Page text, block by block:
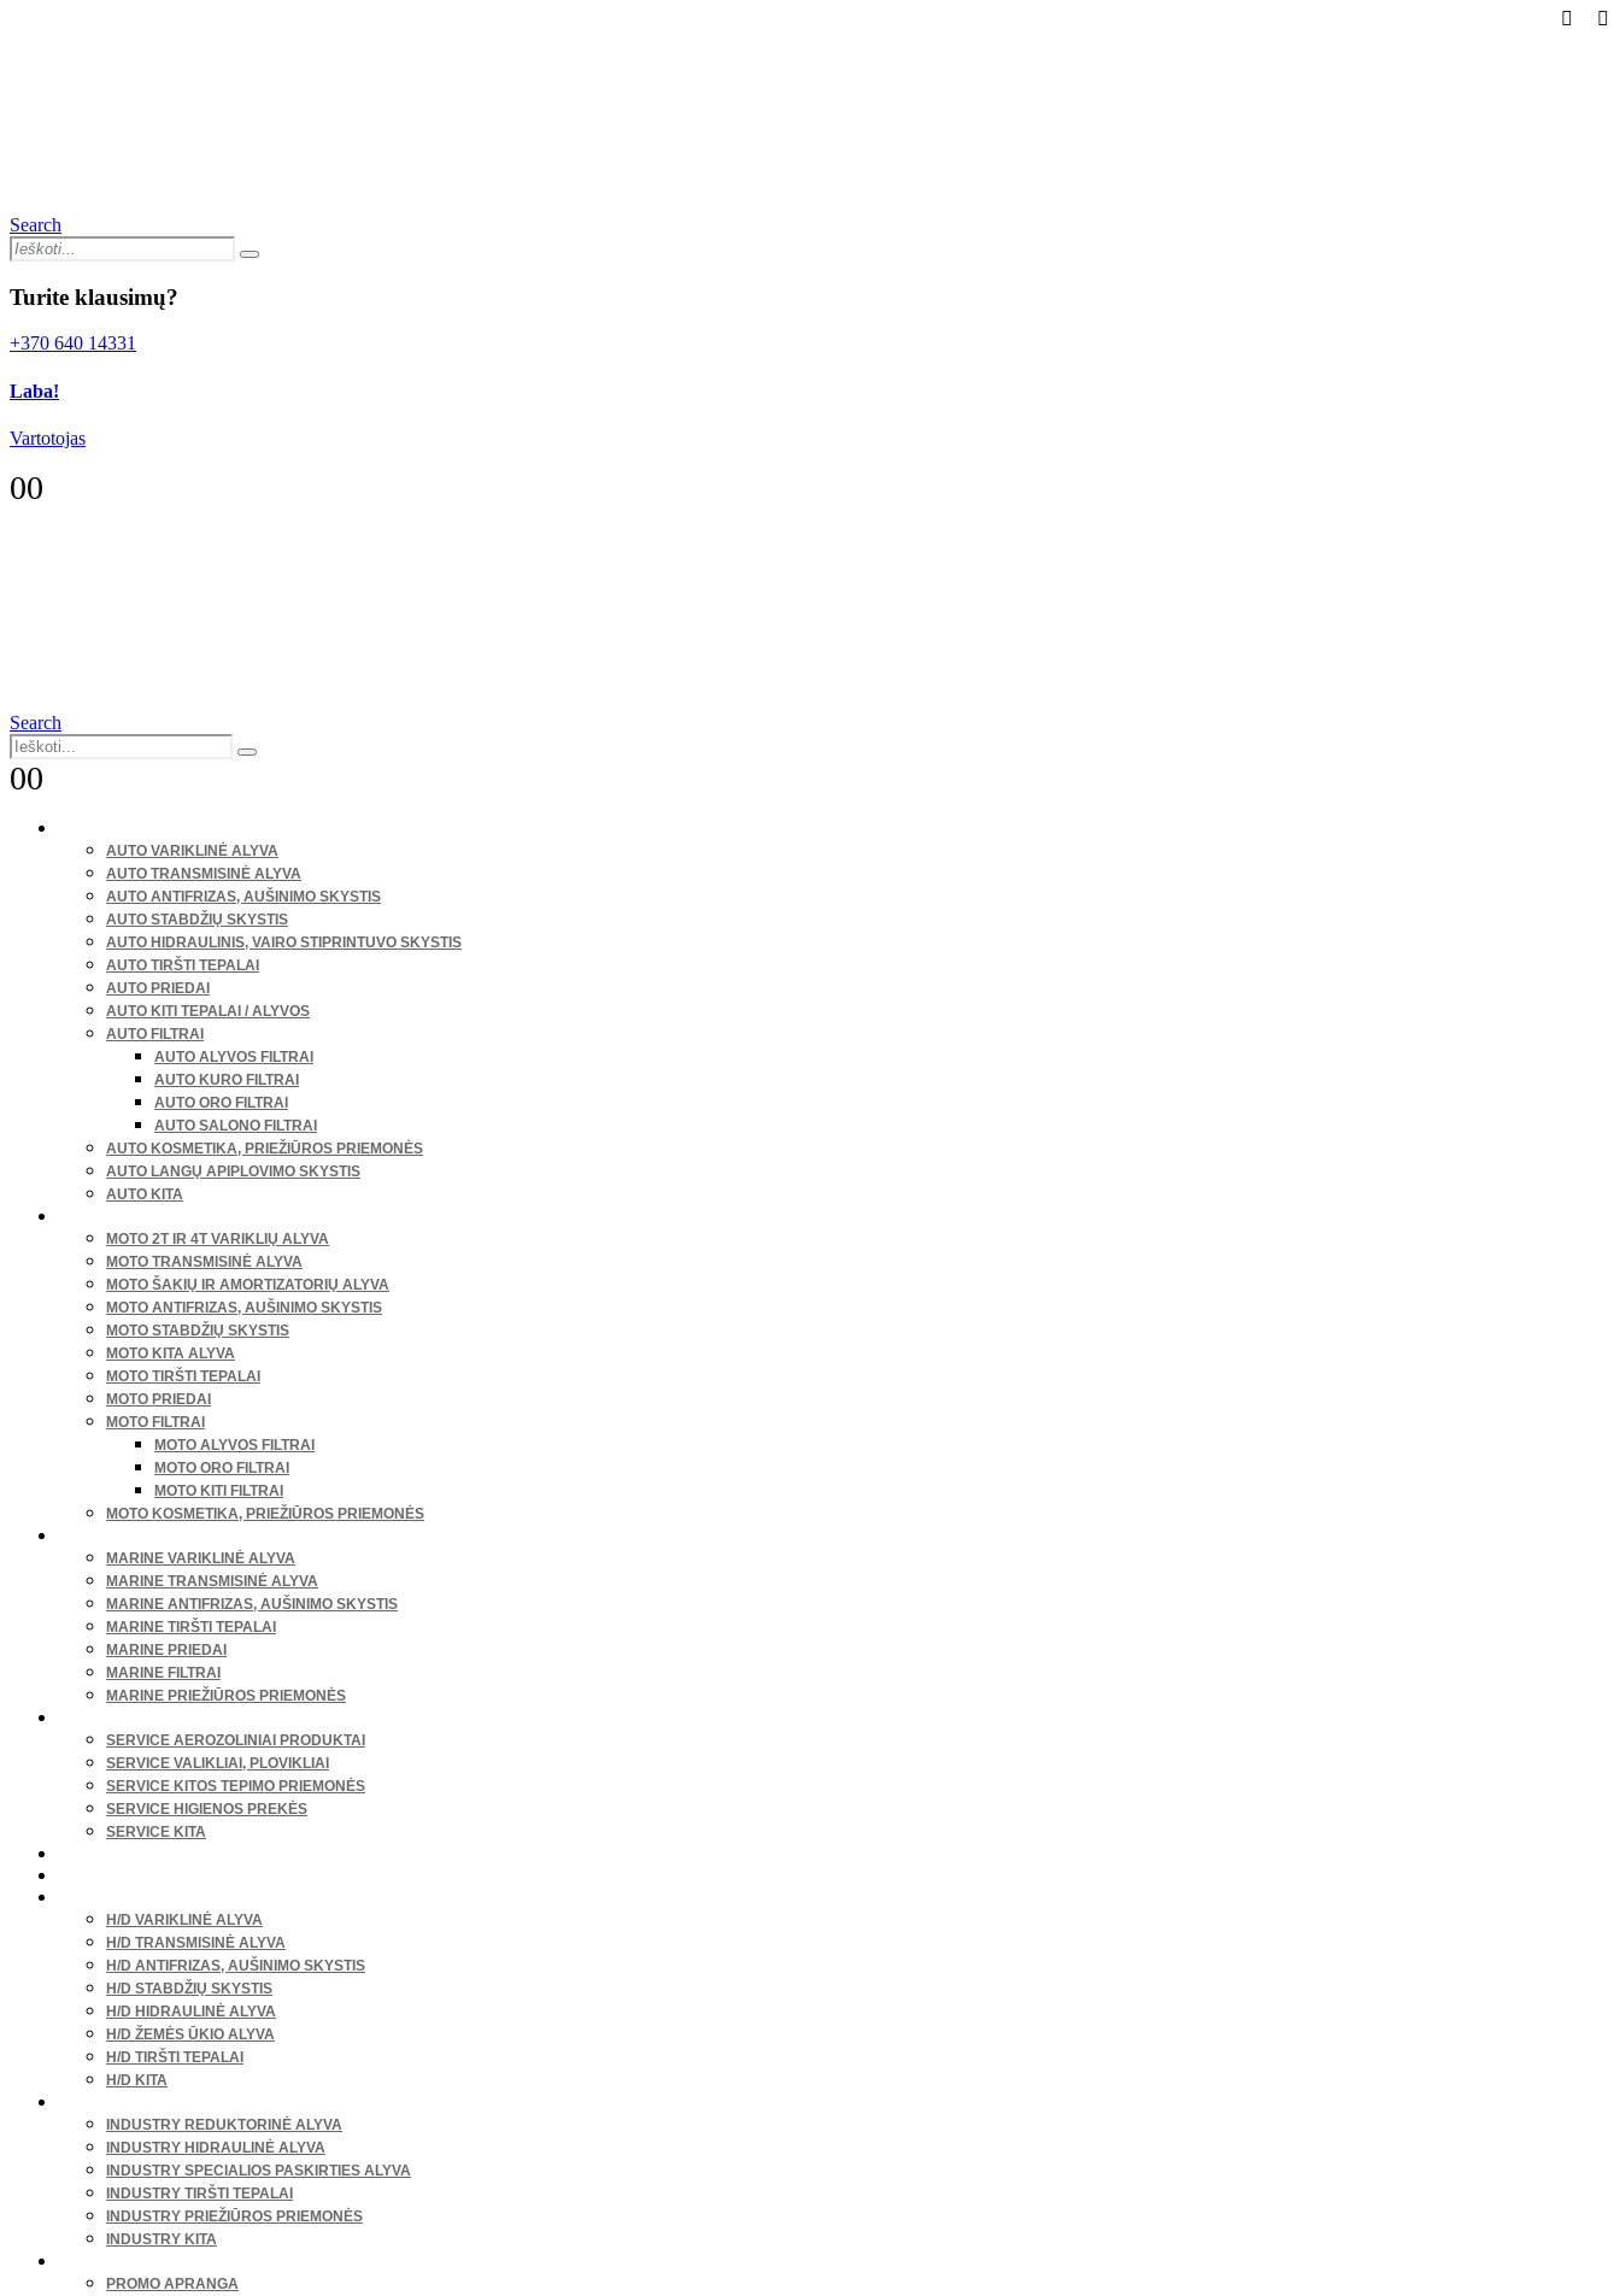
Search
Turite klausimų?
+370 640 14331
Laba!
Vartotojas
00
Search
00
AUTO VARIKLINĖ ALYVA
AUTO TRANSMISINĖ ALYVA
AUTO ANTIFRIZAS, AUŠINIMO SKYSTIS
AUTO STABDŽIŲ SKYSTIS
AUTO HIDRAULINIS, VAIRO STIPRINTUVO SKYSTIS
AUTO TIRŠTI TEPALAI
AUTO PRIEDAI
AUTO KITI TEPALAI / ALYVOS
AUTO FILTRAI
AUTO ALYVOS FILTRAI
AUTO KURO FILTRAI
AUTO ORO FILTRAI
AUTO SALONO FILTRAI
AUTO KOSMETIKA, PRIEŽIŪROS PRIEMONĖS
AUTO LANGŲ APIPLOVIMO SKYSTIS
AUTO KITA
MOTO 2T IR 4T VARIKLIŲ ALYVA
MOTO TRANSMISINĖ ALYVA
MOTO ŠAKIŲ IR AMORTIZATORIŲ ALYVA
MOTO ANTIFRIZAS, AUŠINIMO SKYSTIS
MOTO STABDŽIŲ SKYSTIS
MOTO KITA ALYVA
MOTO TIRŠTI TEPALAI
MOTO PRIEDAI
MOTO FILTRAI
MOTO ALYVOS FILTRAI
MOTO ORO FILTRAI
MOTO KITI FILTRAI
MOTO KOSMETIKA, PRIEŽIŪROS PRIEMONĖS
MARINE VARIKLINĖ ALYVA
MARINE TRANSMISINĖ ALYVA
MARINE ANTIFRIZAS, AUŠINIMO SKYSTIS
MARINE TIRŠTI TEPALAI
MARINE PRIEDAI
MARINE FILTRAI
MARINE PRIEŽIŪROS PRIEMONĖS
SERVICE AEROZOLINIAI PRODUKTAI
SERVICE VALIKLIAI, PLOVIKLIAI
SERVICE KITOS TEPIMO PRIEMONĖS
SERVICE HIGIENOS PREKĖS
SERVICE KITA
H/D VARIKLINĖ ALYVA
H/D TRANSMISINĖ ALYVA
H/D ANTIFRIZAS, AUŠINIMO SKYSTIS
H/D STABDŽIŲ SKYSTIS
H/D HIDRAULINĖ ALYVA
H/D ŽEMĖS ŪKIO ALYVA
H/D TIRŠTI TEPALAI
H/D KITA
INDUSTRY REDUKTORINĖ ALYVA
INDUSTRY HIDRAULINĖ ALYVA
INDUSTRY SPECIALIOS PASKIRTIES ALYVA
INDUSTRY TIRŠTI TEPALAI
INDUSTRY PRIEŽIŪROS PRIEMONĖS
INDUSTRY KITA
PROMO APRANGA